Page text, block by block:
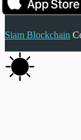
Siam Blockchain